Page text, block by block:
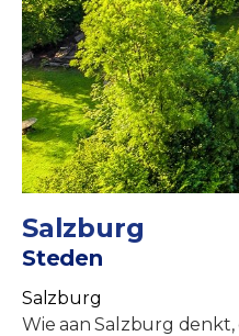
Salzburg
Steden
Salzburg
Wie aan Salzburg